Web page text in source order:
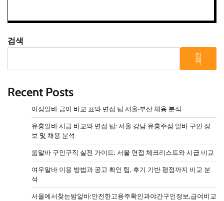
검색
검
색
Recent Posts
여성알바 급여 비교 표와 면접 팁 서울·부산 채용 분석
유흥알바 시급 비교와 면접 팁: 서울 강남 유흥주점 알바 구인 정
보 및 채용 분석
룸알바 구인구직 실전 가이드: 서울 면접 체크리스트와 시급 비교
여우알바 이용 방법과 공고 확인 팁, 후기 기반 평점까지 비교 분
석
서울에서찾는밤알바:안전한고용주확인과야간구인정보,급여비교